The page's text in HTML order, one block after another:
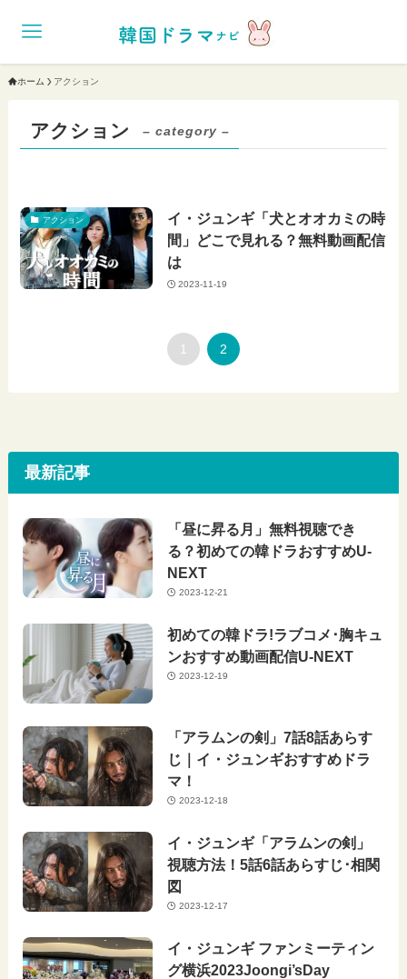
ホーム アクション
アクション – category –
アクション
イ・ジュンギ「犬とオオカミの時
間」どこで見れる？無料動画配信
は
2023-11-19
1 2
最新記事
「昼に昇る月」無料視聴でき
る？初めての韓ドラおすすめU-
NEXT
2023-12-21
初めての韓ドラ!ラブコメ･胸キュ
ンおすすめ動画配信U-NEXT
2023-12-19
「アラムンの剣」7話8話あらす
じ｜イ・ジュンギおすすめドラ
マ！
2023-12-18
イ・ジュンギ「アラムンの剣」
視聴方法！5話6話あらすじ･相関
図
2023-12-17
イ・ジュンギ ファンミーティン
グ横浜2023Joongi’sDay